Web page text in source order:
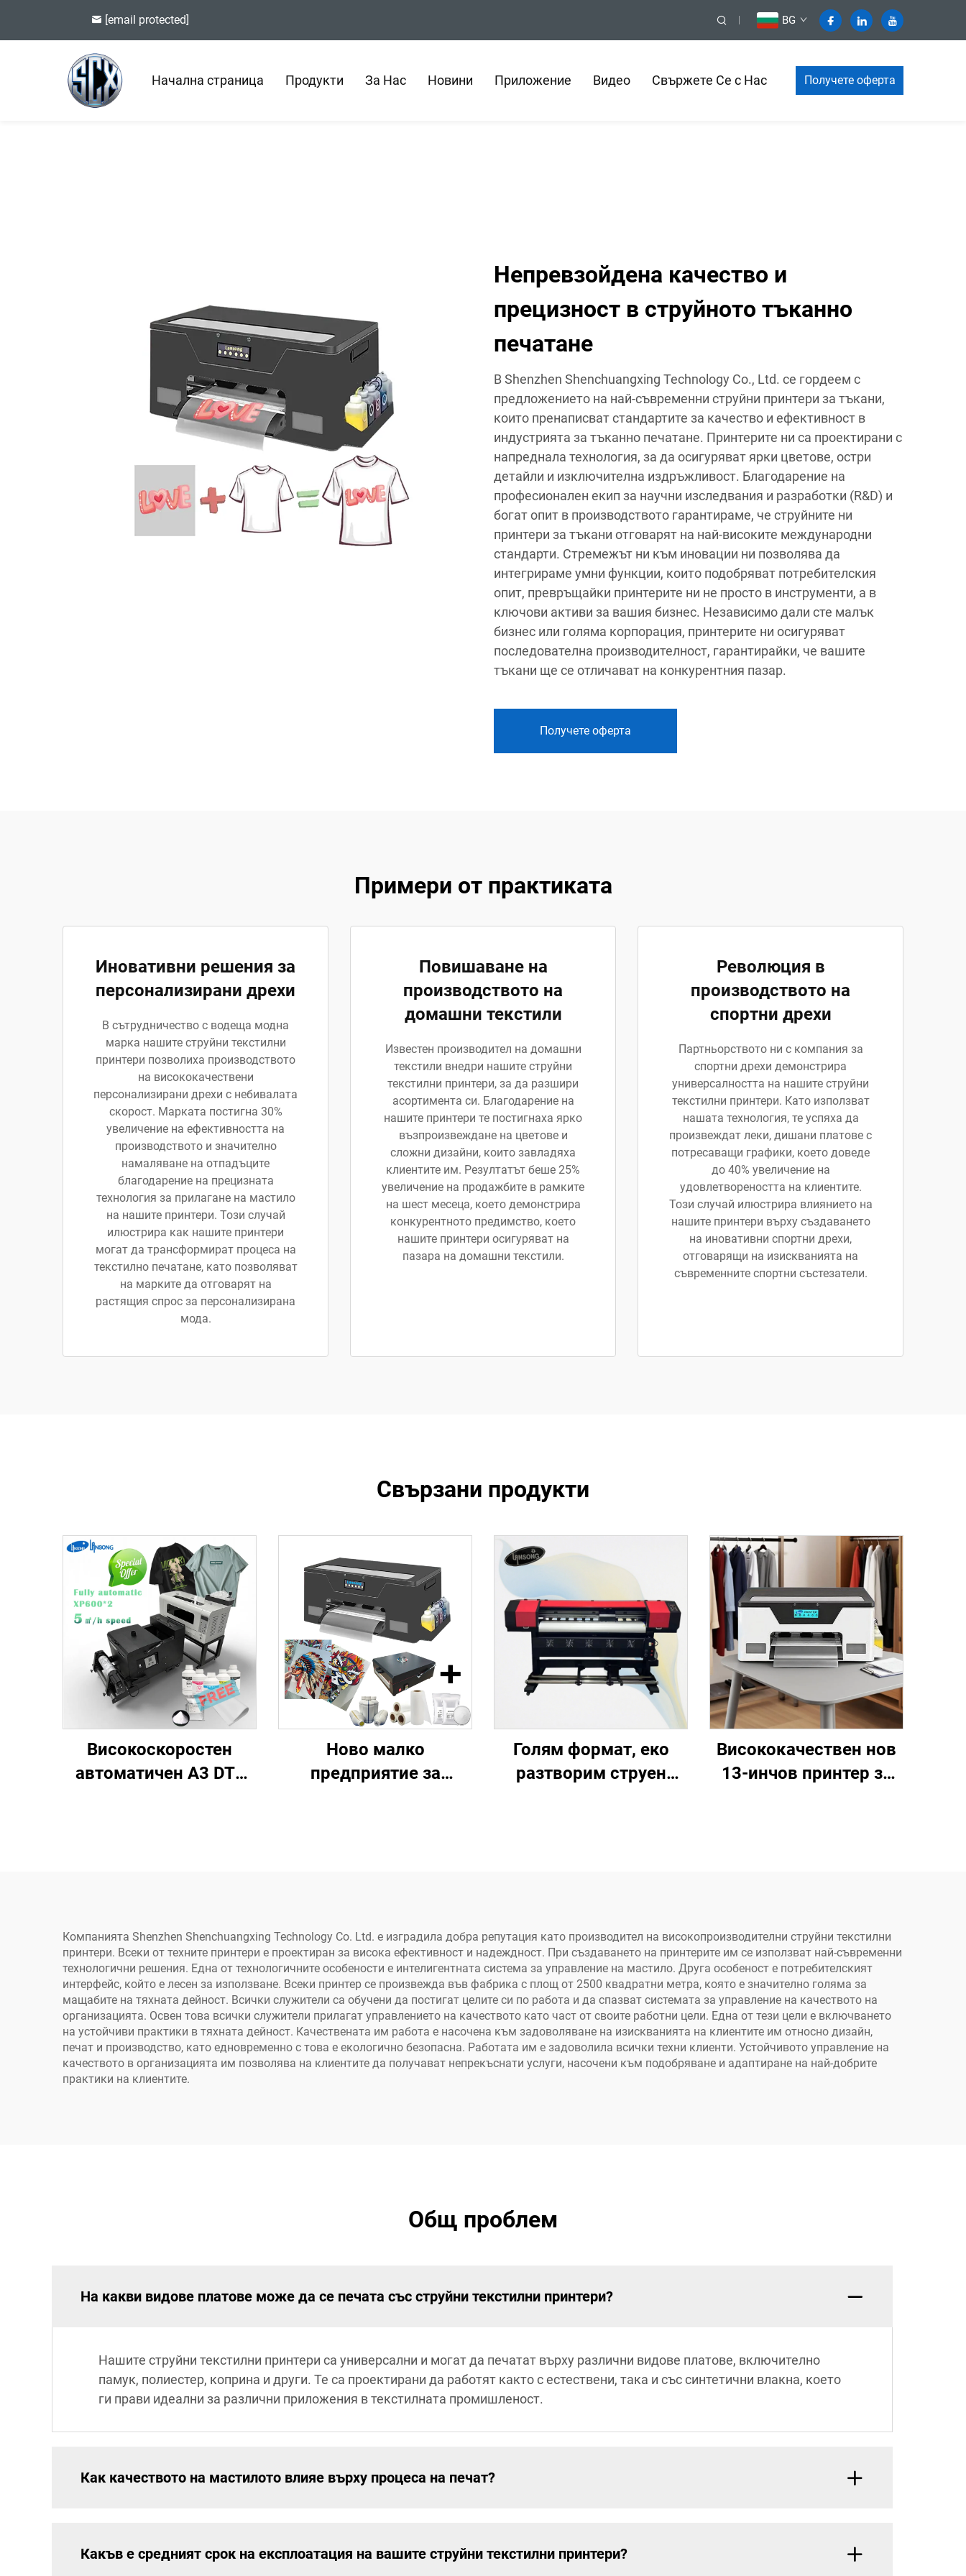
[email protected] BG
Начална страница Продукти За Нас Новини Приложение Видео Свържете Се с Нас Получете оферта
Непревзойдена качество и
прецизност в струйното тъканно
печатане
В Shenzhen Shenchuangxing Technology Co., Ltd. се гордеем с
предложението на най-съвременни струйни принтери за тъкани,
които пренаписват стандартите за качество и ефективност в
индустрията за тъканно печатане. Принтерите ни са проектирани с
напреднала технология, за да осигуряват ярки цветове, остри
детайли и изключителна издръжливост. Благодарение на
професионален екип за научни изследвания и разработки (R&D) и
богат опит в производството гарантираме, че струйните ни
принтери за тъкани отговарят на най-високите международни
стандарти. Стремежът ни към иновации ни позволява да
интегрираме умни функции, които подобряват потребителския
опит, превръщайки принтерите ни не просто в инструменти, а в
ключови активи за вашия бизнес. Независимо дали сте малък
бизнес или голяма корпорация, принтерите ни осигуряват
последователна производителност, гарантирайки, че вашите
тъкани ще се отличават на конкурентния пазар.
Получете оферта
Примери от практиката
Иновативни решения за
персонализирани дрехи
В сътрудничество с водеща модна
марка нашите струйни текстилни
принтери позволиха производството
на висококачествени
персонализирани дрехи с небивалата
скорост. Марката постигна 30%
увеличение на ефективността на
производството и значително
намаляване на отпадъците
благодарение на прецизната
технология за прилагане на мастило
на нашите принтери. Този случай
илюстрира как нашите принтери
могат да трансформират процеса на
текстилно печатане, като позволяват
на марките да отговарят на
растящия спрос за персонализирана
мода.
Повишаване на
производството на
домашни текстили
Известен производител на домашни
текстили внедри нашите струйни
текстилни принтери, за да разшири
асортимента си. Благодарение на
нашите принтери те постигнаха ярко
възпроизвеждане на цветове и
сложни дизайни, които завладяха
клиентите им. Резултатът беше 25%
увеличение на продажбите в рамките
на шест месеца, което демонстрира
конкурентното предимство, което
нашите принтери осигуряват на
пазара на домашни текстили.
Революция в
производството на
спортни дрехи
Партньорството ни с компания за
спортни дрехи демонстрира
универсалността на нашите струйни
текстилни принтери. Като използват
нашата технология, те успяха да
произвеждат леки, дишани платове с
потресаващи графики, което доведе
до 40% увеличение на
удовлетвореността на клиентите.
Този случай илюстрира влиянието на
нашите принтери върху създаването
на иновативни спортни дрехи,
отговарящи на изискванията на
съвременните спортни състезатели.
Свързани продукти
Високоскоростен
автоматичен A3 DTF
Ново малко
предприятие за
платно, 1 година
гаранция
Голям формат, еко
разтворим струен
Висококачествен нов
13-инчов принтер за
Компанията Shenzhen Shenchuangxing Technology Co. Ltd. е изградила добра репутация като производител на високопроизводителни струйни текстилни
принтери. Всеки от техните принтери е проектиран за висока ефективност и надеждност. При създаването на принтерите им се използват най-съвременни
технологични решения. Една от технологичните особености е интелигентната система за управление на мастило. Друга особеност е потребителският
интерфейс, който е лесен за използване. Всеки принтер се произвежда във фабрика с площ от 2500 квадратни метра, която е значително голяма за
мащабите на тяхната дейност. Всички служители са обучени да постигат целите си по работа и да спазват системата за управление на качеството на
организацията. Освен това всички служители прилагат управлението на качеството като част от своите работни цели. Една от тези цели е включването
на устойчиви практики в тяхната дейност. Качествената им работа е насочена към задоволяване на изискванията на клиентите им относно дизайн,
печат и производство, като едновременно с това е екологично безопасна. Работата им е задоволила всички техни клиенти. Устойчивото управление на
качеството в организацията им позволява на клиентите да получават непрекъснати услуги, насочени към подобряване и адаптиране на най-добрите
практики на клиентите.
Общ проблем
На какви видове платове може да се печата със струйни текстилни принтери?
Нашите струйни текстилни принтери са универсални и могат да печатат върху различни видове платове, включително
памук, полиестер, коприна и други. Те са проектирани да работят както с естествени, така и със синтетични влакна, което
ги прави идеални за различни приложения в текстилната промишленост.
Как качеството на мастилото влияе върху процеса на печат?
Какъв е средният срок на експлоатация на вашите струйни текстилни принтери?